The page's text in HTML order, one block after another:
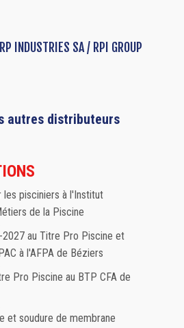
RP INDUSTRIES SA / RPI GROUP
autres distributeurs
les pisciniers à l'Institut
de la Piscine
2027 au Titre Pro Piscine et
à l'AFPA de Béziers
Pro Piscine au BTP CFA de
et soudure de membrane